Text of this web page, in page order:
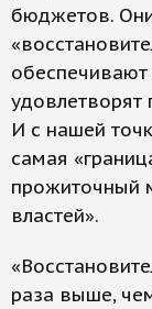
бюджетов.
удовлетворят
И с нашей
самая
прожиточный
властей».
раза выше,